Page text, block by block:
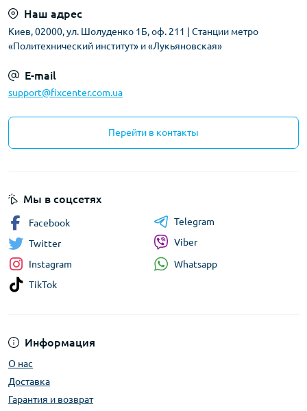
Наш адрес
Киев, 02000, ул. Шолуденко 1Б, оф. 211 | Станции метро
«Политехнический институт» и «Лукьяновская»
E-mail
support@fixcenter.com.ua
Перейти в контакты
Информация
О нас
Доставка
Гарантия и возврат
Мы в соцсетях
Facebook
Twitter
Instagram
TikTok
Telegram
Viber
Whatsapp